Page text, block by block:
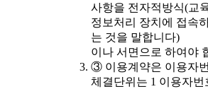
사항을 전자적방식(교
정보처리 장치에 접속
는 것을 말합니다)
이나 서면으로 하여야
③ 이용계약은 이용자
체결단위는 1 이용자번